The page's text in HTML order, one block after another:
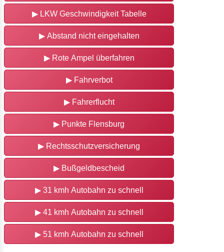
▶LKW Geschwindigkeit Tabelle
▶Abstand nicht eingehalten
▶Rote Ampel überfahren
▶Fahrverbot
▶Fahrerflucht
▶ Punkte Flensburg
▶ Rechtsschutzversicherung
▶ Bußgeldbescheid
▶31 kmh Autobahn zu schnell
▶41 kmh Autobahn zu schnell
▶51 kmh Autobahn zu schnell